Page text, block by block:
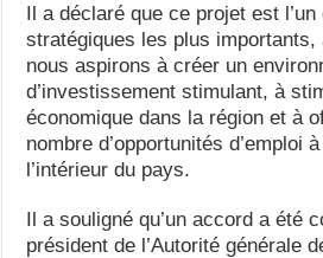
Il a déclaré que ce projet est
stratégiques les plus importants,
nous aspirons à créer un
d’investissement stimulant, à
économique dans la région et à
nombre d’opportunités d’emploi
l’intérieur du pays.
Il a souligné qu’un accord a été
président de l’Autorité générale